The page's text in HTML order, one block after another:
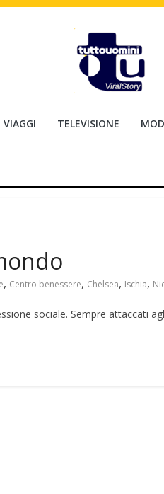
VIAGGI TELEVISIONE
, Centro benessere, Chelsea, Ischia,
sociale. Sempre attaccati